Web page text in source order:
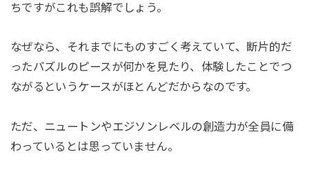
ちですがこれも誤解でしょう。
なぜなら、それまでにものすごく考えていて、断片的だ
ったパズルのピースが何かを見たり、体験したことでつ
ながるというケースがほとんどだからなのです。
ただ、ニュートンやエジソンレベルの創造力が全員に備
わっているとは思っていません。